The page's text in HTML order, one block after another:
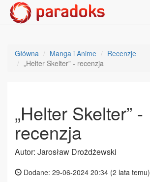
Główna Manga i Anime
Recenzje
„Helter Skelter” - recenzja
„Helter Skelter” -
recenzja
Autor: Jarosław Drożdżewski
Dodane: 29-06-2024 20:34 (2 lata temu)